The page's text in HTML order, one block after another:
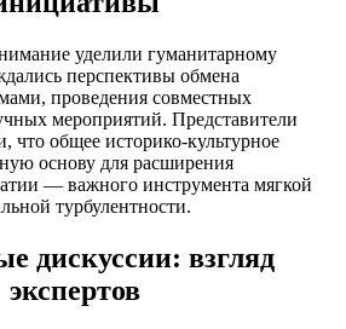
уделили гуманитарному
перспективы обмена
проведения совместных
мероприятий. Представители
что общее историко-культурное
основу для расширения
— важного инструмента мягкой
турбулентности.
дискуссии: взгляд
экспертов